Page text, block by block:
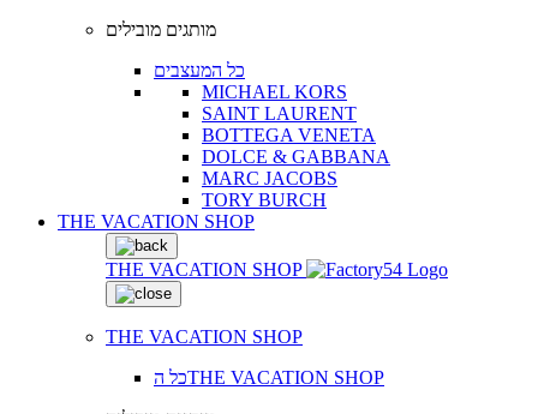
מותגים מובילים
כל המעצבים
MICHAEL KORS
SAINT LAURENT
BOTTEGA VENETA
DOLCE & GABBANA
MARC JACOBS
TORY BURCH
THE VACATION SHOP
THE VACATION SHOP
THE VACATION SHOP
כל הTHE VACATION SHOP